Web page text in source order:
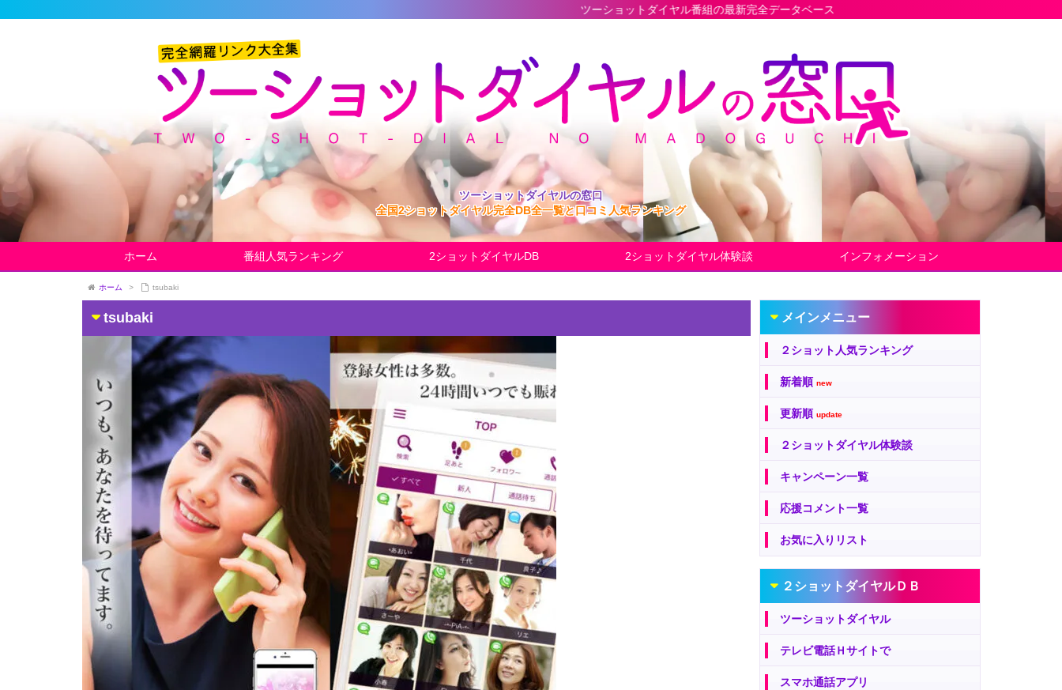
ツーショットダイヤル番組の最新完全データベース
ツーショットダイヤルの窓口
全国2ショットダイヤル完全DB全一覧と口コミ人気ランキング
ホーム 番組人気ランキング 2ショットダイヤルDB 2ショットダイヤル体験談 インフォメーション
ホーム > tsubaki
tsubaki メインメニュー
２ショット人気ランキング
新着順 new
更新順 update
２ショットダイヤル体験談
キャンペーン一覧
応援コメント一覧
お気に入りリスト
２ショットダイヤルＤＢ
ツーショットダイヤル
テレビ電話Ｈサイトで
スマホ通話アプリ